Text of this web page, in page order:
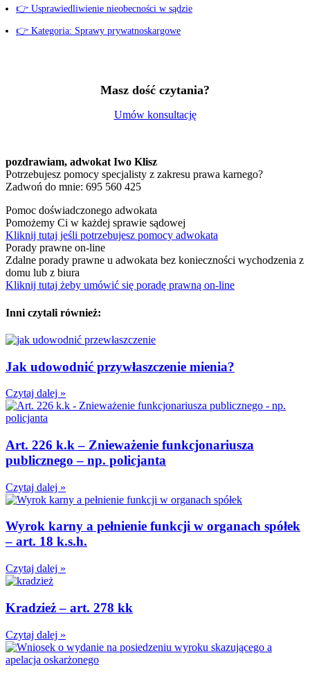
👉 Usprawiedliwienie nieobecności w sądzie
👉 Kategoria: Sprawy prywatnoskargowe
Masz dość czytania?
Umów konsultację
pozdrawiam, adwokat Iwo Klisz
Potrzebujesz pomocy specjalisty z zakresu prawa karnego?
Zadwoń do mnie: 695 560 425
Pomoc doświadczonego adwokata
Pomożemy Ci w każdej sprawie sądowej
Kliknij tutaj jeśli potrzebujesz pomocy adwokata
Porady prawne on-line
Zdalne porady prawne u adwokata bez konieczności wychodzenia z
domu lub z biura
Kliknij tutaj żeby umówić się poradę prawną on-line
Inni czytali również:
Jak udowodnić przywłaszczenie mienia?
Czytaj dalej »
Art. 226 k.k – Znieważenie funkcjonariusza
publicznego – np. policjanta
Czytaj dalej »
Wyrok karny a pełnienie funkcji w organach spółek
– art. 18 k.s.h.
Czytaj dalej »
Kradzież – art. 278 kk
Czytaj dalej »